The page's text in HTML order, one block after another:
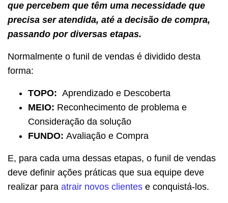
que percebem que têm uma necessidade que
precisa ser atendida, até a decisão de compra,
passando por diversas etapas.
Normalmente o funil de vendas é dividido desta
forma:
TOPO: Aprendizado e Descoberta
MEIO: Reconhecimento de problema e
Consideração da solução
FUNDO: Avaliação e Compra
E, para cada uma dessas etapas, o funil de vendas
deve definir ações práticas que sua equipe deve
realizar para atrair novos clientes e conquistá-los.